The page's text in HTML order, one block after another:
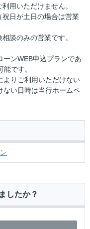
用いただけません。
日が土日の場合は営業
談のみの営業です。
ーンWEB申込プランであ
です。
りご利用いただけない
ない日時は当行ホームペ
したか？